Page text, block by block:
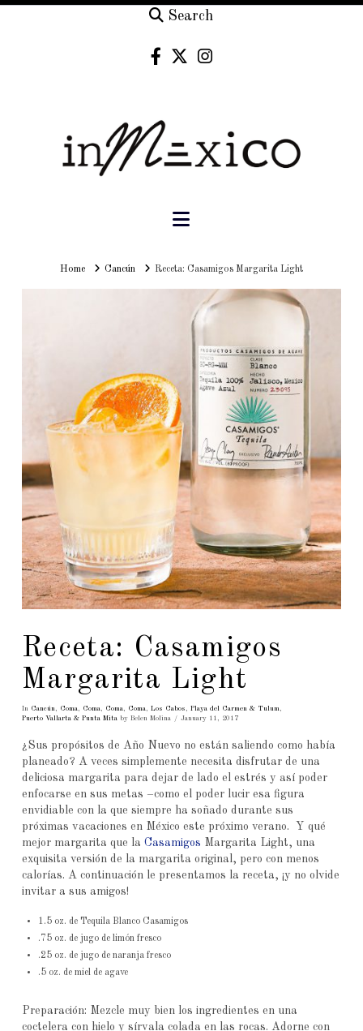
Search
Navigation
HomeHomeCancún Receta: Casamigos Margarita Light
Receta: Casamigos
Margarita Light
In Cancún Coma Coma Coma Coma Los Cabos Playa del Carmen & Tulum
Puerto Vallarta & Punta Mita by Belen Molina January 11, 2017
¿Sus propósitos de Año Nuevo no están saliendo como había
planeado? A veces simplemente necesita disfrutar de una
deliciosa margarita para dejar de lado el estrés y así poder
enfocarse en sus metas –como el poder lucir esa figura
envidiable con la que siempre ha soñado durante sus
próximas vacaciones en México este próximo verano. Y qué
mejor margarita que la Casamigos Margarita Light, una
exquisita versión de la margarita original, pero con menos
calorías. A continuación le presentamos la receta, ¡y no olvide
invitar a sus amigos!
1.5 oz. de Tequila Blanco Casamigos
.75 oz. de jugo de limón fresco
.25 oz. de jugo de naranja fresco
.5 oz. de miel de agave
Preparación: Mezcle muy bien los ingredientes en una
coctelera con hielo y sírvala colada en las rocas. Adorne con